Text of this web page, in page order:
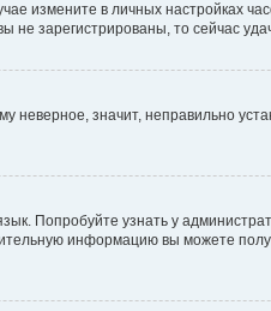
измените в личных настройках
не зарегистрированы, то сейчас
неверное, значит, неправильно
Попробуйте узнать у
информацию вы можете